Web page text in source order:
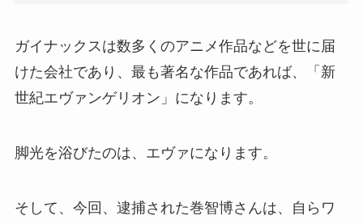
ガイナックスは数多くのアニメ作品などを世に届
けた会社であり、最も著名な作品であれば、「新
世紀エヴァンゲリオン」になります。
脚光を浴びたのは、エヴァになります。
そして、今回、逮捕された巻智博さんは、自らワ